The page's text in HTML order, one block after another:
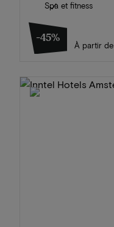
Spa et fitness
-45%
À partir de